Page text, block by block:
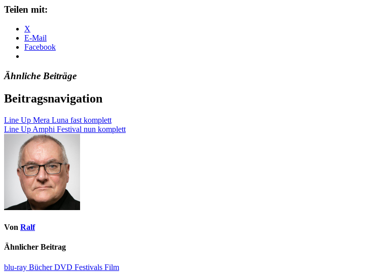
Teilen mit:
X
E-Mail
Facebook
Ähnliche Beiträge
Beitragsnavigation
Line Up Mera Luna fast komplett
Line Up Amphi Festival nun komplett
Von Ralf
Ähnlicher Beitrag
blu-ray BücherDVD Festivals Film